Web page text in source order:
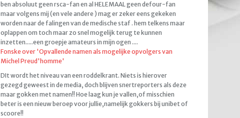
ben absoluut geen rsca-fan en al HELEMAAL geen defour-fan
maar volgens mij (en vele andere ) mag er zeker eens gekeken
worden naar de falingen van de medische staf . hem telkens maar
oplappen om toch maar zo snel mogelijk terug te kunnen
inzetten.....een groepje amateurs in mijn ogen ....
Fonske over 'Opvallende namen als mogelijke opvolgers van
Michel Preud'homme'
DIt wordt het niveau van een roddelkrant. Niets is hierover
gezegd geweest in de media, doch blijven snertreporters als deze
maar gokken met namen!! Hoe laag kun je vallen,of misschien
beter is een nieuw beroep voor jullie,namelijk gokkers bij unibet of
scoore!!